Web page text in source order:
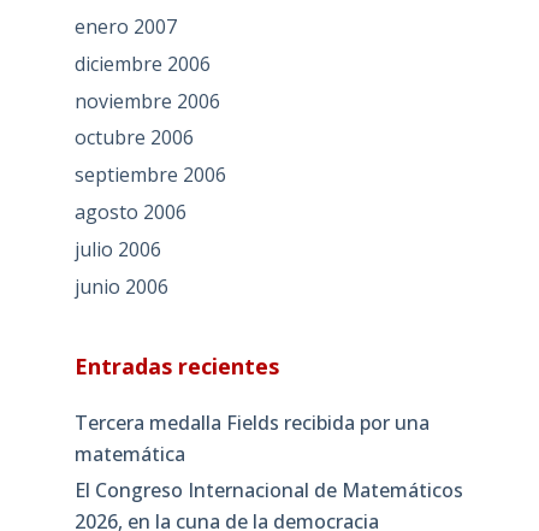
enero 2007
diciembre 2006
noviembre 2006
octubre 2006
septiembre 2006
agosto 2006
julio 2006
junio 2006
Entradas recientes
Tercera medalla Fields recibida por una
matemática
El Congreso Internacional de Matemáticos
2026, en la cuna de la democracia